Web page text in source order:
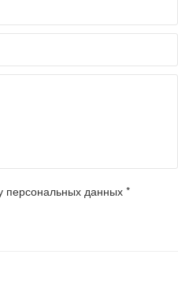
персональных данных *